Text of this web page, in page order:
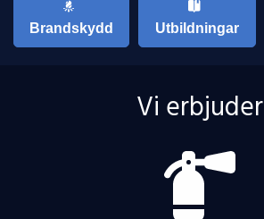
Brandskydd Utbildningar
Vi erbjuder